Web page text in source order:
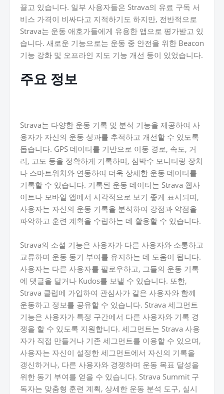
끌고 있습니다. 일부 사용자들은 Strava의 유료 구독 서
비스 가격이 비싸다고 지적하기도 하지만, 전반적으로
Strava는 운동 애호가들에게 유용한 앱으로 평가받고 있
습니다. 새로운 기능으로는 운동 중 안전을 위한 Beacon
기능 강화 및 오프라인 지도 기능 개선 등이 있었습니다.
주요 정보
Strava는 다양한 운동 기록 및 분석 기능을 제공하여 사
용자가 자신의 운동 성과를 추적하고 개선할 수 있도록
돕습니다. GPS 데이터를 기반으로 이동 경로, 속도, 거
리, 고도 등을 정확하게 기록하며, 심박수 모니터링 장치
나 스마트워치와 연동하여 더욱 상세한 운동 데이터를
기록할 수 있습니다. 기록된 운동 데이터는 Strava 웹사
이트나 모바일 앱에서 시각적으로 보기 좋게 표시되며,
사용자는 자신의 운동 기록을 분석하여 강점과 약점을
파악하고 훈련 계획을 수립하는 데 활용할 수 있습니다.
Strava의 소셜 기능은 사용자가 다른 사용자와 소통하고
교류하며 운동 동기 부여를 유지하는 데 도움이 됩니다.
사용자는 다른 사용자를 팔로우하고, 그들의 운동 기록
에 댓글을 달거나 Kudos를 보낼 수 있습니다. 또한,
Strava 클럽에 가입하여 관심사가 같은 사용자와 함께
운동하고 정보를 공유할 수 있습니다. Strava 세그먼트
기능은 사용자가 특정 구간에서 다른 사용자와 기록 경
쟁을 할 수 있도록 지원합니다. 세그먼트는 Strava 사용
자가 직접 만들거나 기존 세그먼트를 이용할 수 있으며,
사용자는 자신이 설정한 세그먼트에서 자신의 기록을
갱신하거나, 다른 사용자와 경쟁하며 운동 목표 달성을
위한 동기 부여를 얻을 수 있습니다. Strava Summit 구
독자는 맞춤형 훈련 계획, 상세한 운동 분석 도구, 실시